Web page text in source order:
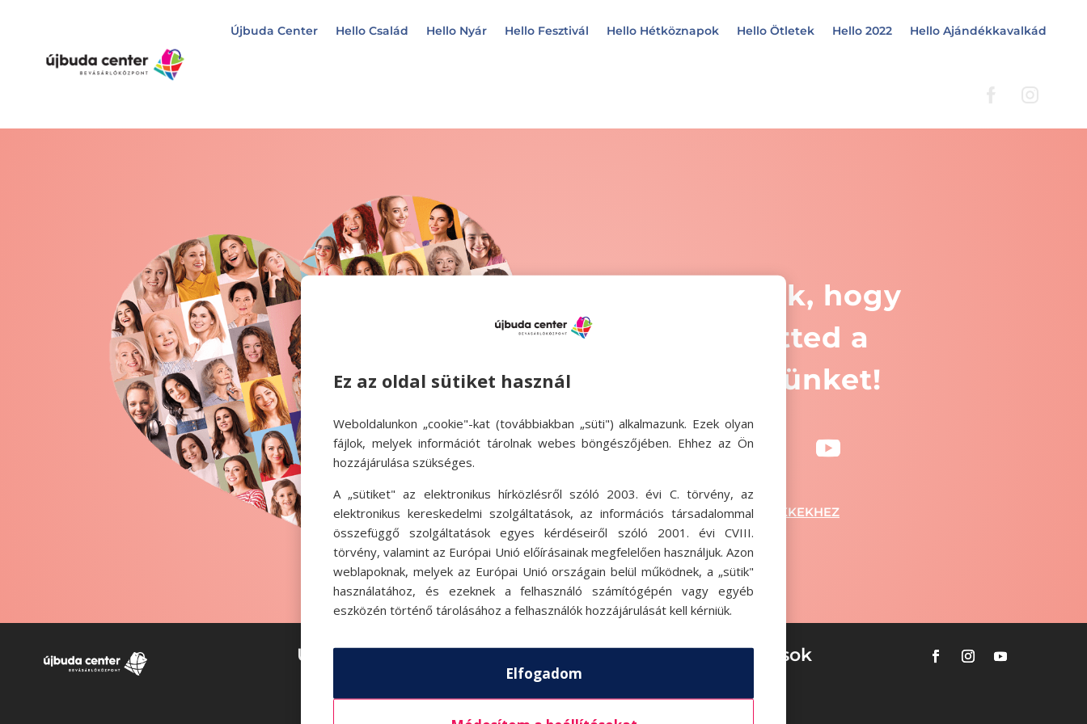
Újbuda Center Hello Család Hello Nyár Hello Fesztivál Hello Hétköznapok Hello Ötletek Hello 2022 Hello Ajándékkavalkád
Köszönjük, hogy
kitöltötted a
kérdőívünket!
VISSZA A CIKKEKHEZ
Üzletek Akciók
Aktualitások
Rólunk
Állásajánlatok
Ez az oldal sütiket használ
Weboldalunkon „cookie"-kat (továbbiakban „süti") alkalmazunk. Ezek olyan
fájlok, melyek információt tárolnak webes böngészőjében. Ehhez az Ön
hozzájárulása szükséges.
A „sütiket" az elektronikus hírközlésről szóló 2003. évi C. törvény, az
elektronikus kereskedelmi szolgáltatások, az információs társadalommal
összefüggő szolgáltatások egyes kérdéseiről szóló 2001. évi CVIII.
törvény, valamint az Európai Unió előírásainak megfelelően használjuk. Azon
weblapoknak, melyek az Európai Unió országain belül működnek, a „sütik"
használatához, és ezeknek a felhasználó számítógépén vagy egyéb
eszközén történő tárolásához a felhasználók hozzájárulását kell kérniük.
Elfogadom